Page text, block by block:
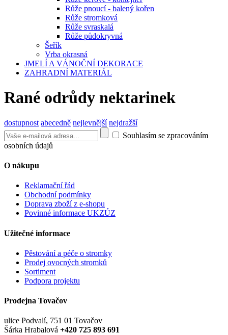
Růže pnoucí - balený kořen
Růže stromková
Růže svraskalá
Růže půdokryvná
Šeřík
Vrba okrasná
JMELÍ A VÁNOČNÍ DEKORACE
ZAHRADNÍ MATERIÁL
Rané odrůdy nektarinek
dostupnost abecedně nejlevnější nejdražší
Souhlasím se zpracováním
osobních údajů
O nákupu
Reklamační řád
Obchodní podmínky
Doprava zboží z e-shopu
Povinné informace UKZÚZ
Užitečné informace
Pěstování a péče o stromky
Prodej ovocných stromků
Sortiment
Podpora projektu
Prodejna Tovačov
ulice Podvalí, 751 01 Tovačov
Šárka Hrabalová +420 725 893 691